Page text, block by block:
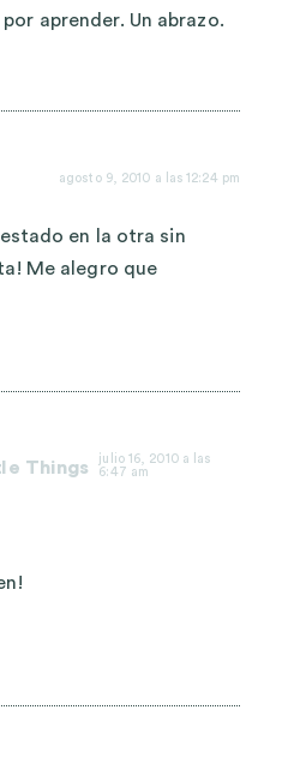
aprender. Un abrazo.
agosto 9, 2010 a las 12:24 pm
en la otra sin
Me alegro que
Things
julio 16, 2010 a las
6:47 am